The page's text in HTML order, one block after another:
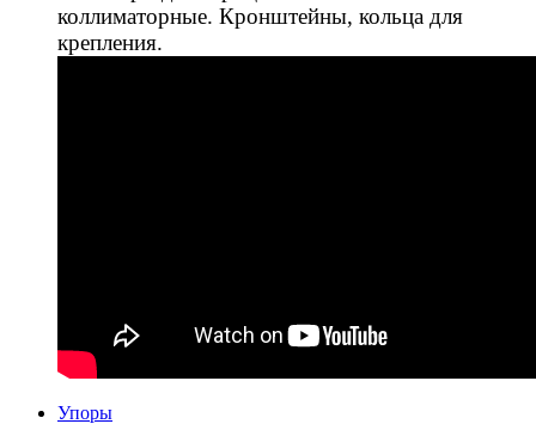
коллиматорные. Кронштейны, кольца для
крепления.
Упоры